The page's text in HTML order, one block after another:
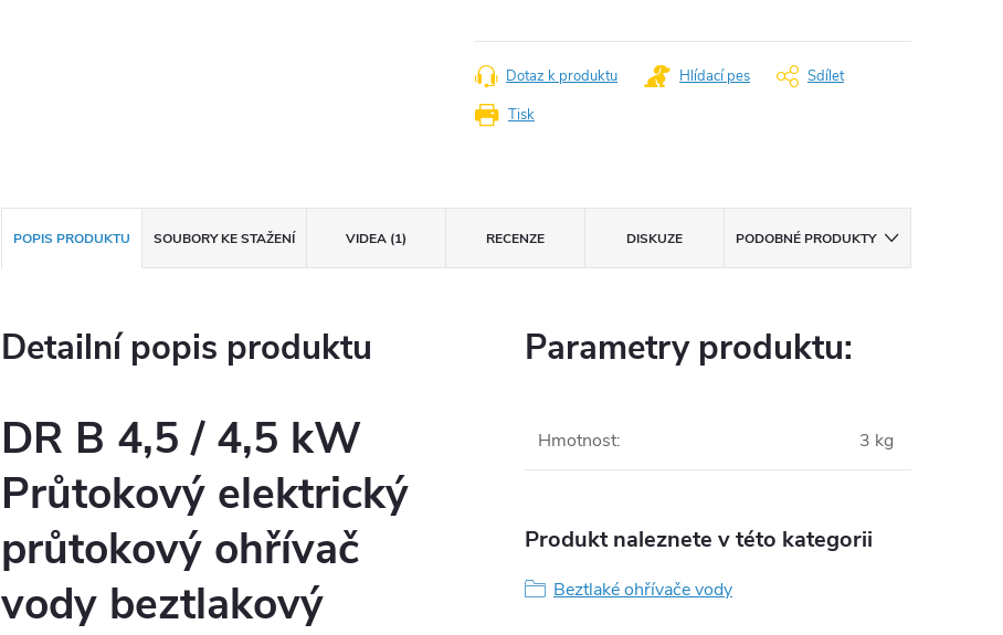
Tisk
Dotaz k produktu Hlídací pes Sdílet
POPIS PRODUKTU SOUBORY KE STAŽENÍ VIDEA (1) RECENZE DISKUZE PODOBNÉ PRODUKTY
Detailní popis produktu
DR B 4,5 / 4,5 kW
Průtokový elektrický
průtokový ohřívač
vody beztlakový
Parametry produktu:
Hmotnost: 3 kg
Produkt naleznete v této kategorii
Beztlaké ohřívače vody